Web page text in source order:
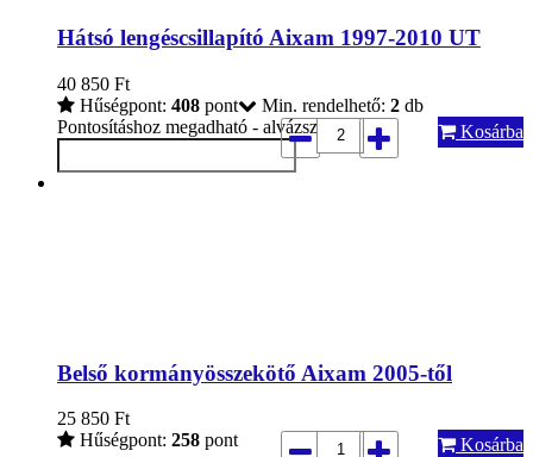
Hátsó lengéscsillapító Aixam 1997-2010 UT
40 850 Ft
Hűségpont: 408 pont
Pontosításhoz megadható - alvázszám:
Min. rendelhető: 2 db
Kosárba
Belső kormányösszekötő Aixam 2005-től
25 850 Ft
Hűségpont: 258 pont Kosárba